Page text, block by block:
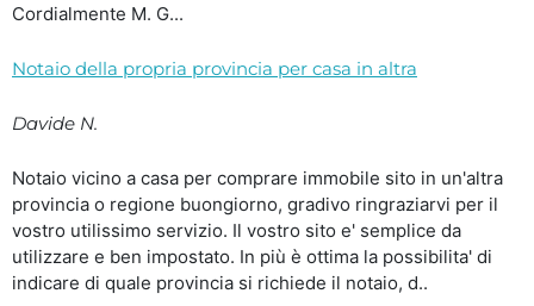
Cordialmente M. G...
Notaio della propria provincia per casa in altra
Davide N.
Notaio vicino a casa per comprare immobile sito in un'altra
provincia o regione buongiorno, gradivo ringraziarvi per il
vostro utilissimo servizio. Il vostro sito e' semplice da
utilizzare e ben impostato. In più è ottima la possibilita' di
indicare di quale provincia si richiede il notaio, d..